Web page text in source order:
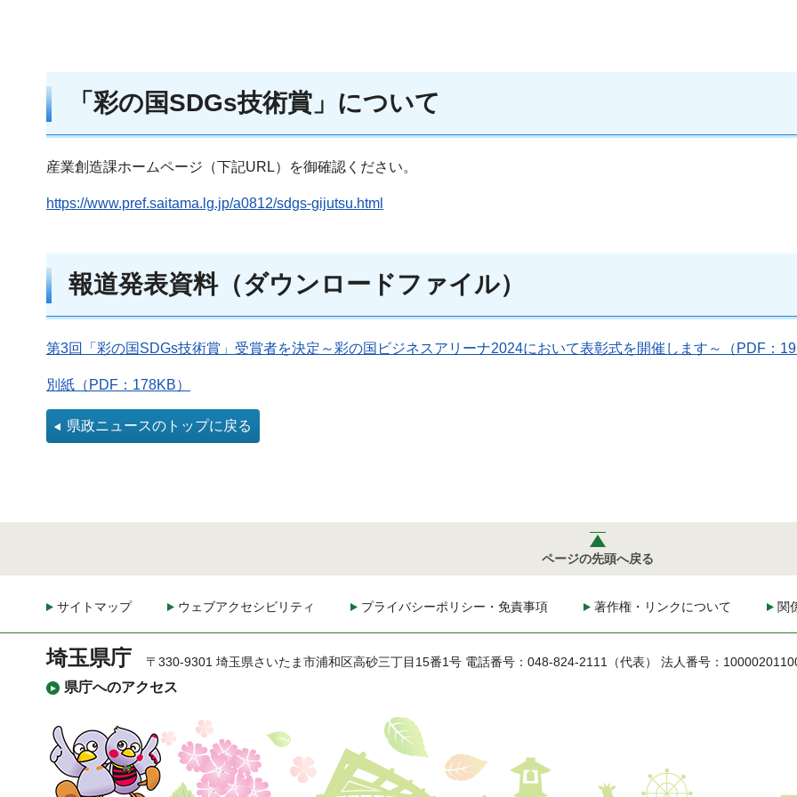
「彩の国SDGs技術賞」について
産業創造課ホームページ（下記URL）を御確認ください。
https://www.pref.saitama.lg.jp/a0812/sdgs-gijutsu.html
報道発表資料（ダウンロードファイル）
第3回「彩の国SDGs技術賞」受賞者を決定～彩の国ビジネスアリーナ2024において表彰式を開催します～（PDF：
別紙（PDF：178KB）
県政ニュースのトップに戻る
ページの先頭へ戻る
サイトマップ ウェブアクセシビリティ プライバシーポリシー・免責事項 著作権・リンクについて 関
埼玉県庁
県庁へのアクセス
〒330-9301 埼玉県さいたま市浦和区高砂三丁目15番1号 電話番号：048-824-2111（代表） 法人番号：